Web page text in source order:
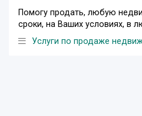
Помогу продать, любую
сроки, на Ваших условиях, в
Услуги по продаже